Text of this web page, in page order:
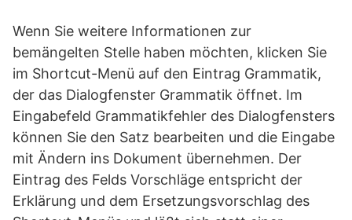
Wenn Sie weitere Informationen zur
bemängelten Stelle haben möchten, klicken Sie
im Shortcut-Menü auf den Eintrag Grammatik,
der das Dialogfenster Grammatik öffnet. Im
Eingabefeld Grammatikfehler des Dialogfensters
können Sie den Satz bearbeiten und die Eingabe
mit Ändern ins Dokument übernehmen. Der
Eintrag des Felds Vorschläge entspricht der
Erklärung und dem Ersetzungsvorschlag des